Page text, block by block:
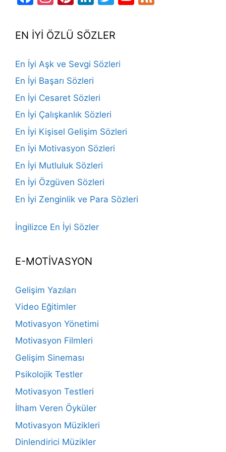
EN İYİ ÖZLÜ SÖZLER
En İyi Aşk ve Sevgi Sözleri
En İyi Başarı Sözleri
En İyi Cesaret Sözleri
En İyi Çalışkanlık Sözleri
En İyi Kişisel Gelişim Sözleri
En İyi Motivasyon Sözleri
En İyi Mutluluk Sözleri
En İyi Özgüven Sözleri
En İyi Zenginlik ve Para Sözleri
İngilizce En İyi Sözler
E-MOTİVASYON
Gelişim Yazıları
Video Eğitimler
Motivasyon Yönetimi
Motivasyon Filmleri
Gelişim Sineması
Psikolojik Testler
Motivasyon Testleri
İlham Veren Öyküler
Motivasyon Müzikleri
Dinlendirici Müzikler